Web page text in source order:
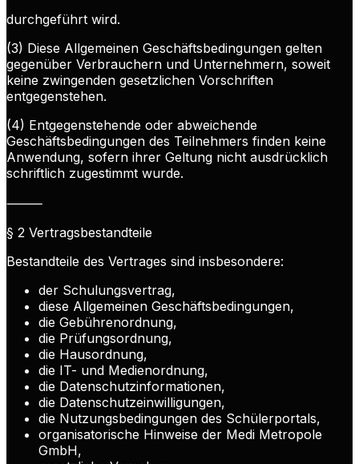
durchgeführt wird.
(3) Diese Allgemeinen Geschäftsbedingungen gelten
gegenüber Verbrauchern und Unternehmern, soweit
keine zwingenden gesetzlichen Vorschriften
entgegenstehen.
(4) Entgegenstehende oder abweichende
Geschäftsbedingungen des Teilnehmers finden keine
Anwendung, sofern ihrer Geltung nicht ausdrücklich
schriftlich zugestimmt wurde.
⸻
§ 2 Vertragsbestandteile
Bestandteile des Vertrages sind insbesondere:
der Schulungsvertrag,
diese Allgemeinen Geschäftsbedingungen,
die Gebührenordnung,
die Prüfungsordnung,
die Hausordnung,
die IT- und Medienordnung,
die Datenschutzinformationen,
die Datenschutzeinwilligungen,
die Nutzungsbedingungen des Schülerportals,
organisatorische Hinweise der Medi Metropole
GmbH,